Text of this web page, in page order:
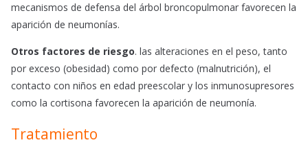
mecanismos de defensa del árbol broncopulmonar favorecen la
aparición de neumonías.
Otros factores de riesgo. las alteraciones en el peso, tanto
por exceso (obesidad) como por defecto (malnutrición), el
contacto con niños en edad preescolar y los inmunosupresores
como la cortisona favorecen la aparición de neumonía.
Tratamiento